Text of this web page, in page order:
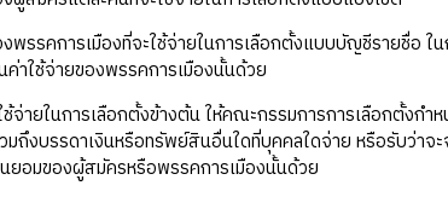
งพรรคการเมืองที่จะใช้จ่ายในการเลือกตั้งแบบบัญชีรายชื่อ
ค่าใช้จ่ายของพรรคการเมืองนั้นด้วย
จ่ายในการเลือกตั้งข้างต้น ให้คณะกรรมการการเลือกตั้งก
มถึงบรรดาเงินหรือทรัพย์สินอื่นใดที่บุคคลใดจ่าย หรือรับว่าจ
ยอมของผู้สมัครหรือพรรคการเมืองนั้นด้วย